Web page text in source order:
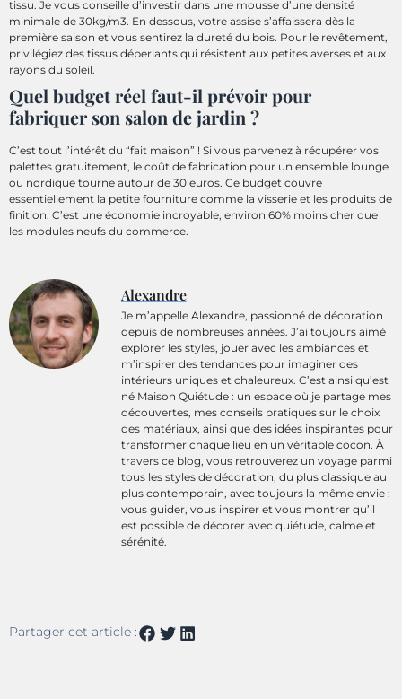
tissu. Je vous conseille d’investir dans une mousse d’une densité
minimale de 30kg/m3. En dessous, votre assise s’affaissera dès la
première saison et vous sentirez la dureté du bois. Pour le revêtement,
privilégiez des tissus déperlants qui résistent aux petites averses et aux
rayons du soleil.
Quel budget réel faut-il prévoir pour
fabriquer son salon de jardin ?
C’est tout l’intérêt du “fait maison” ! Si vous parvenez à récupérer vos
palettes gratuitement, le coût de fabrication pour un ensemble lounge
ou nordique tourne autour de 30 euros. Ce budget couvre
essentiellement la petite fourniture comme la visserie et les produits de
finition. C’est une économie incroyable, environ 60% moins cher que
les modules neufs du commerce.
Alexandre
Je m’appelle Alexandre, passionné de décoration
depuis de nombreuses années. J’ai toujours aimé
explorer les styles, jouer avec les ambiances et
m’inspirer des tendances pour imaginer des
intérieurs uniques et chaleureux. C’est ainsi qu’est
né Maison Quiétude : un espace où je partage mes
découvertes, mes conseils pratiques sur le choix
des matériaux, ainsi que des idées inspirantes pour
transformer chaque lieu en un véritable cocon. À
travers ce blog, vous retrouverez un voyage parmi
tous les styles de décoration, du plus classique au
plus contemporain, avec toujours la même envie :
vous guider, vous inspirer et vous montrer qu’il
est possible de décorer avec quiétude, calme et
sérénité.
Partager cet article :